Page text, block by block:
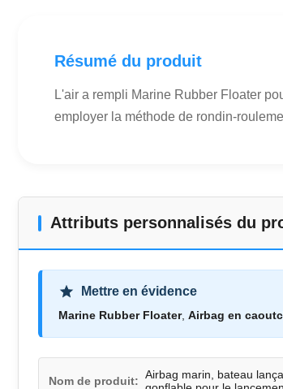
Résumé du produit
L'air a rempli Marine Rubber Floater
employer la méthode de rondin-
Attributs personnalisés du
Mettre en évidence
Marine Rubber Floater, Airbag en
Nom de produit: Airbag marin, bateau